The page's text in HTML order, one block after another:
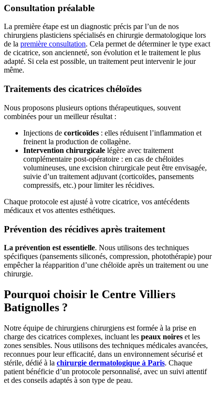
Consultation préalable
La première étape est un diagnostic précis par l’un de nos
chirurgiens plasticiens spécialisés en chirurgie dermatologique lors
de la première consultation. Cela permet de déterminer le type exact
de cicatrice, son ancienneté, son évolution et le traitement le plus
adapté. Si cela est possible, un traitement peut intervenir le jour
même.
Traitements des cicatrices chéloïdes
Nous proposons plusieurs options thérapeutiques, souvent
combinées pour un meilleur résultat :
Injections de corticoïdes : elles réduisent l’inflammation et
freinent la production de collagène.
Intervention chirurgicale légère avec traitement
complémentaire post-opératoire : en cas de chéloïdes
volumineuses, une excision chirurgicale peut être envisagée,
suivie d’un traitement adjuvant (corticoïdes, pansements
compressifs, etc.) pour limiter les récidives.
Chaque protocole est ajusté à votre cicatrice, vos antécédents
médicaux et vos attentes esthétiques.
Prévention des récidives après traitement
La prévention est essentielle. Nous utilisons des techniques
spécifiques (pansements siliconés, compression, photothérapie) pour
empêcher la réapparition d’une chéloïde après un traitement ou une
chirurgie.
Pourquoi choisir le Centre Villiers
Batignolles ?
Notre équipe de chirurgiens chirurgiens est formée à la prise en
charge des cicatrices complexes, incluant les peaux noires et les
zones sensibles. Nous utilisons des techniques médicales avancées,
reconnues pour leur efficacité, dans un environnement sécurisé et
stérile, dédié à la chirurgie dermatologique à Paris. Chaque
patient bénéficie d’un protocole personnalisé, avec un suivi attentif
et des conseils adaptés à son type de peau.